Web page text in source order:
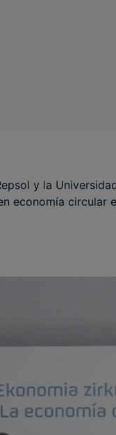
y la
economía circular